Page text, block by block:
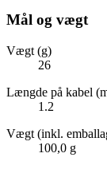
Mål og vægt
Vægt (g)
26
Længde på kabel
1.2
Vægt (inkl.
100,0 g